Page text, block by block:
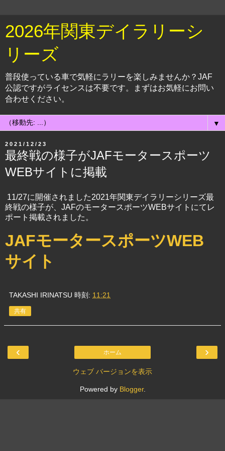
2026年関東デイラリーシ
リーズ
普段使っている車で気軽にラリーを楽しみませんか？JAF
公認ですがライセンスは不要です。まずはお気軽にお問い
合わせください。
▼
2021/12/23
最終戦の様子がJAFモータースポーツ
WEBサイトに掲載
11/27に開催されました2021年関東デイラリーシリーズ最
終戦の様子が、JAFのモータースポーツWEBサイトにてレ
ポート掲載されました。
JAFモータースポーツWEB
サイト
TAKASHI IRINATSU 時刻: 11:21
共有
‹ ›
ホーム
ウェブ バージョンを表示
Powered by Blogger.